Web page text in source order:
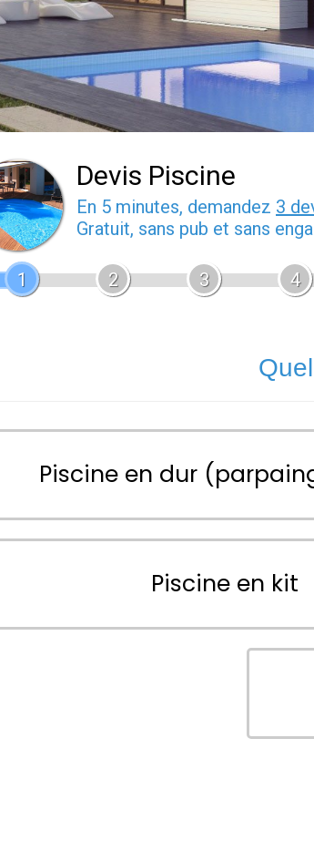
Devis Piscine
En 5 minutes, demandez 3
Gratuit, sans pub et sans
1 2 3 4
Piscine en dur
Piscine en kit